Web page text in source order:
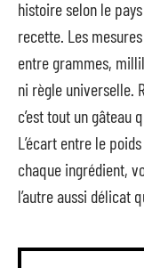
histoire selon le
recette. Les
entre grammes,
ni règle universelle.
c’est tout un gâteau
L’écart entre le
chaque ingrédient,
l’autre aussi délicat